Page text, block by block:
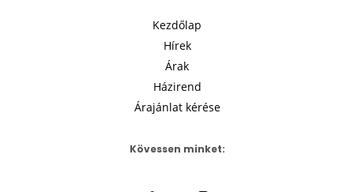
Kezdőlap
Hírek
Árak
Házirend
Árajánlat kérése
Kövessen minket: